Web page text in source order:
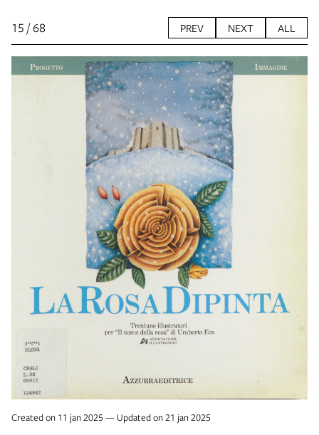
15 / 68 PREV NEXT ALL
Created on 11 jan 2025 — Updated on 21 jan 2025